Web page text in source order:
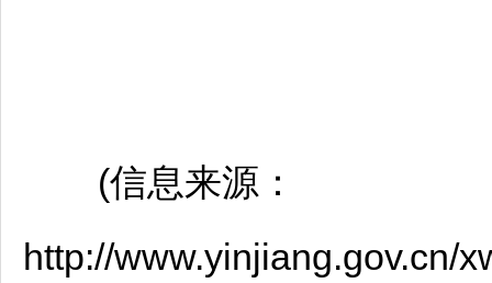
(信息来源：
http://www.yinjiang.gov.cn/